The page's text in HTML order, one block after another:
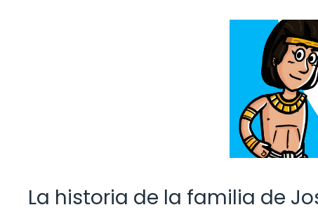
La historia de la familia de